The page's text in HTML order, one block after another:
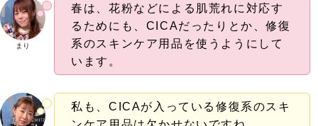
まり
春は、花粉などによる肌荒れに対応す
るためにも、CICAだったりとか、修復
系のスキンケア用品を使うようにして
います。
私も、CICAが入っている修復系のスキ